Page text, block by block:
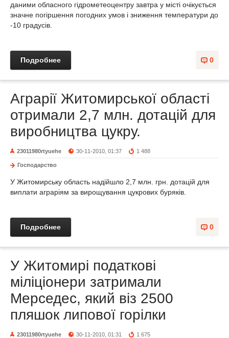
даними обласного гідрометеоцентру завтра у місті очікується
значне погіршення погодних умов і зниження температури до
-10 градусів.
0
Подробнее
Аграрії Житомирської області
отримали 2,7 млн. дотацій для
виробництва цукру.
23011980rtyuehe 30-11-2010, 01:37 1 488
Господарство
У Житомирську область надійшло 2,7 млн. грн. дотацій для
виплати аграріям за вирощування цукрових буряків.
0
Подробнее
У Житомирі податкові
міліціонери затримали
Мерседес, який віз 2500
пляшок липової горілки
23011980rtyuehe 30-11-2010, 01:31 1 675